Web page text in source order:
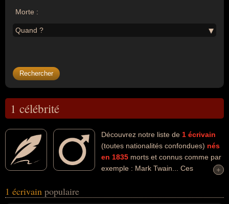
Morte :
Quand ?
1 célébrité
Découvrez notre liste de 1 écrivain
(toutes nationalités confondues) nés
en 1835 morts et connus comme par
exemple : Mark Twain... Ces
dans les domaines de l'art, de l'humour ou de la littérature. Ces
+
+
1 écrivain populaire